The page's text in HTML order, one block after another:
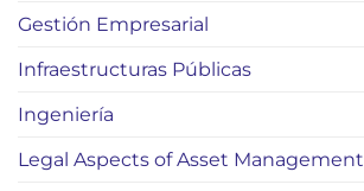
Gestión Empresarial
Infraestructuras Públicas
Ingeniería
Legal Aspects of Asset Management